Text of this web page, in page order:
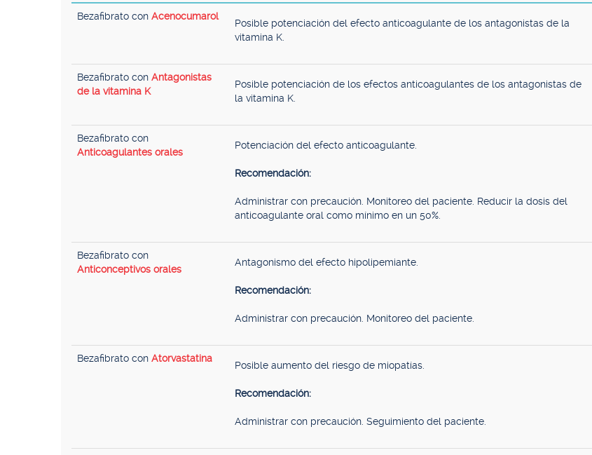
Bezafibrato con Acenocumarol
Posible potenciación del efecto anticoagulante de los antagonistas de la
vitamina K.
Bezafibrato con Antagonistas
de la vitamina K
Posible potenciación de los efectos anticoagulantes de los antagonistas de
la vitamina K.
Bezafibrato con
Anticoagulantes orales
Potenciación del efecto anticoagulante.
Recomendación:
Administrar con precaución. Monitoreo del paciente. Reducir la dosis del
anticoagulante oral como mínimo en un 50%.
Bezafibrato con
Anticonceptivos orales
Antagonismo del efecto hipolipemiante.
Recomendación:
Administrar con precaución. Monitoreo del paciente.
Bezafibrato con Atorvastatina
Posible aumento del riesgo de miopatías.
Recomendación:
Administrar con precaución. Seguimiento del paciente.